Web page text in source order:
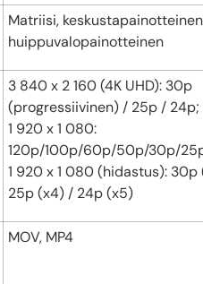
Matriisi,
huippuvalopainotteinen
3 840 x 2 160 (4K UHD): 30p
(progressiivinen) / 25p / 24p;
1 920 x 1 080:
120p/100p/60p/50p/30p/
1 920 x 1 080 (hidastus):
25p (x4) / 24p (x5)
MOV, MP4